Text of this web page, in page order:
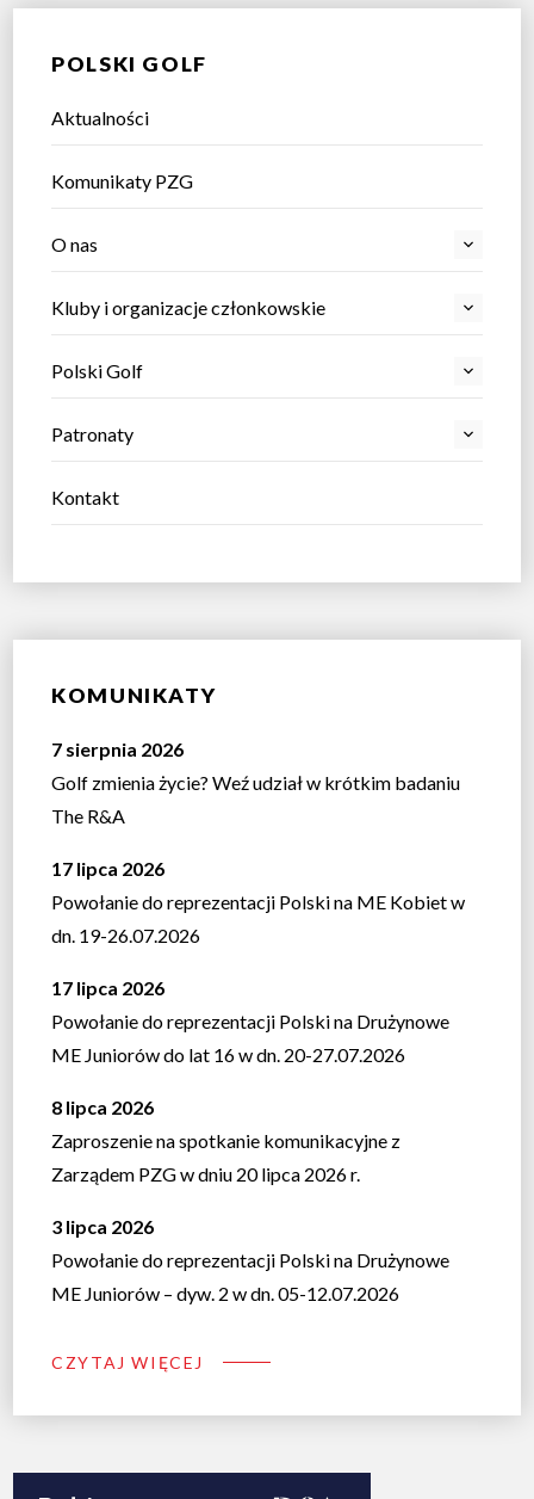
POLSKI GOLF
Aktualności
Komunikaty PZG
O nas
Kluby i organizacje członkowskie
Polski Golf
Patronaty
Kontakt
KOMUNIKATY
7 sierpnia 2026
Golf zmienia życie? Weź udział w krótkim badaniu
The R&A
17 lipca 2026
Powołanie do reprezentacji Polski na ME Kobiet w
dn. 19-26.07.2026
17 lipca 2026
Powołanie do reprezentacji Polski na Drużynowe
ME Juniorów do lat 16 w dn. 20-27.07.2026
8 lipca 2026
Zaproszenie na spotkanie komunikacyjne z
Zarządem PZG w dniu 20 lipca 2026 r.
3 lipca 2026
Powołanie do reprezentacji Polski na Drużynowe
ME Juniorów – dyw. 2 w dn. 05-12.07.2026
CZYTAJ WIĘCEJ